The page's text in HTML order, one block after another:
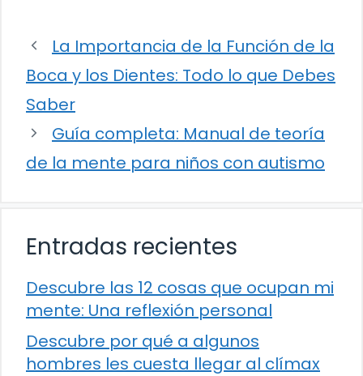
La Importancia de la Función de la
Boca y los Dientes: Todo lo que Debes
Saber
Guía completa: Manual de teoría
de la mente para niños con autismo
Entradas recientes
Descubre las 12 cosas que ocupan mi
mente: Una reflexión personal
Descubre por qué a algunos
hombres les cuesta llegar al clímax